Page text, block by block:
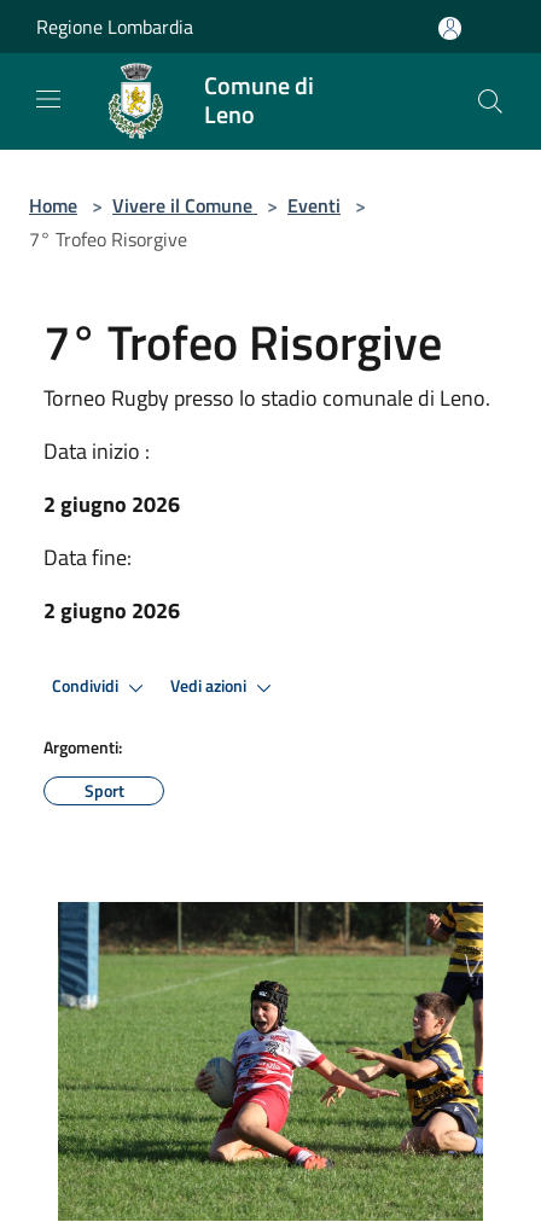
Salta al contenuto principale
Regione Lombardia
Comune di
Leno
Home > Vivere il Comune > Eventi >
7° Trofeo Risorgive
7° Trofeo Risorgive
Torneo Rugby presso lo stadio comunale di Leno.
Data inizio :
2 giugno 2026
Data fine:
2 giugno 2026
Condividi Vedi azioni
Argomenti:
Sport